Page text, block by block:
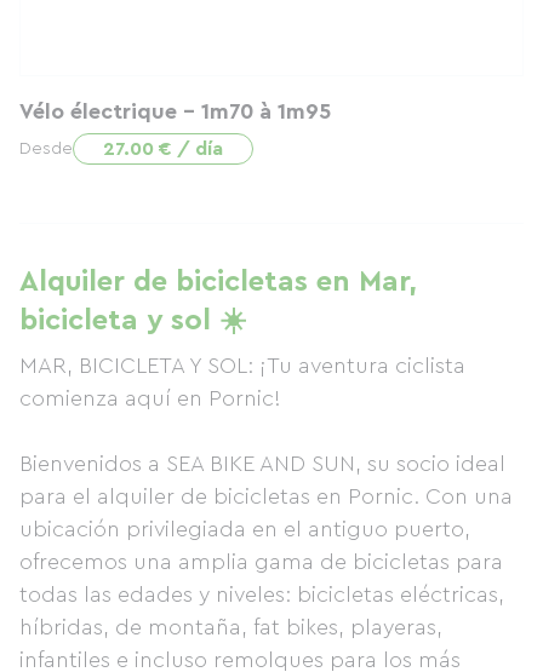
Vélo électrique - 1m70 à 1m95
Desde 27.00 € / día
Alquiler de bicicletas en Mar,
bicicleta y sol ☀️
MAR, BICICLETA Y SOL: ¡Tu aventura ciclista
comienza aquí en Pornic!
Bienvenidos a SEA BIKE AND SUN, su socio ideal
para el alquiler de bicicletas en Pornic. Con una
ubicación privilegiada en el antiguo puerto,
ofrecemos una amplia gama de bicicletas para
todas las edades y niveles: bicicletas eléctricas,
híbridas, de montaña, fat bikes, playeras,
infantiles e incluso remolques para los más